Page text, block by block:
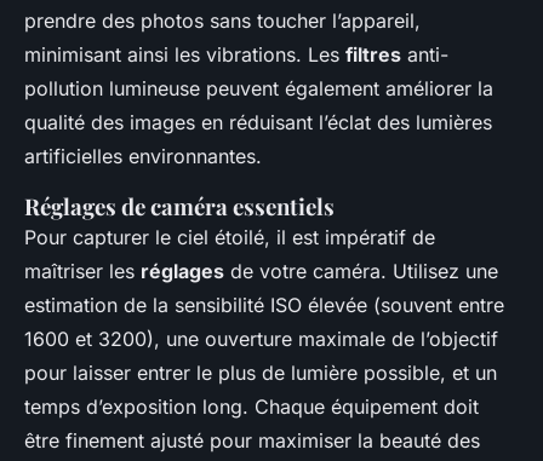
prendre des photos sans toucher l’appareil,
minimisant ainsi les vibrations. Les filtres anti-
pollution lumineuse peuvent également améliorer la
qualité des images en réduisant l’éclat des lumières
artificielles environnantes.
Réglages de caméra essentiels
Pour capturer le ciel étoilé, il est impératif de
maîtriser les réglages de votre caméra. Utilisez une
estimation de la sensibilité ISO élevée (souvent entre
1600 et 3200), une ouverture maximale de l’objectif
pour laisser entrer le plus de lumière possible, et un
temps d’exposition long. Chaque équipement doit
être finement ajusté pour maximiser la beauté des